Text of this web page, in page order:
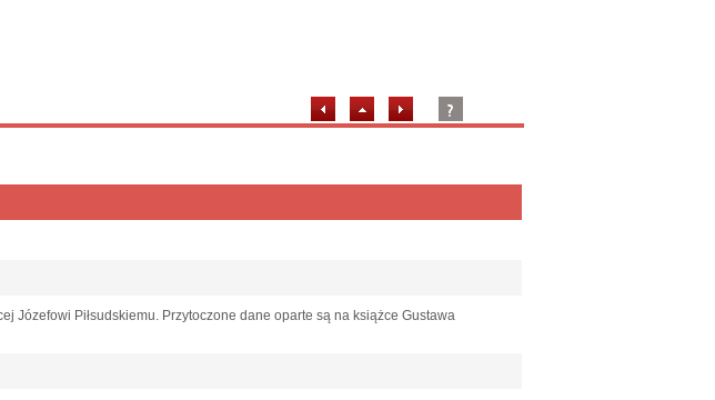
Józefowi Piłsudskiemu. Przytoczone dane oparte są na książce Gustawa